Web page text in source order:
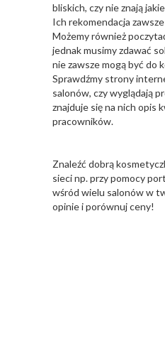
bliskich, czy nie znają
Ich rekomendacja
Możemy również
jednak musimy zdawać
nie zawsze mogą być do
Sprawdźmy strony
salonów, czy wyglądają
znajduje się na nich opis
pracowników.
Znaleźć dobrą
sieci np. przy pomocy
wśród wielu salonów w
opinie i porównuj ceny!